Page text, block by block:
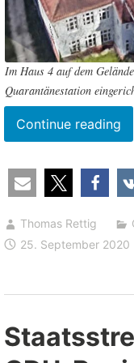
Im Haus 4 auf dem
Quarantänestation
Continue reading
in
Thomas Rettig
25. September 2020